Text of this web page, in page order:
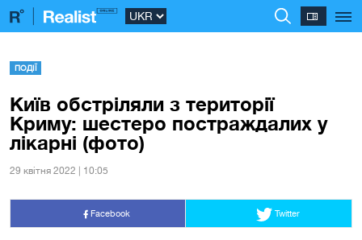
ПОДІЇ
Київ обстріляли з території
Криму: шестеро постраждалих у
лікарні (фото)
29 квiтня 2022 | 10:05
Facebook Twitter